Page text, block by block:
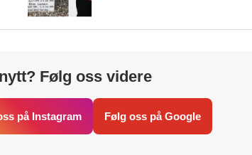
Følg oss videre
på Instagram Følg oss på Google